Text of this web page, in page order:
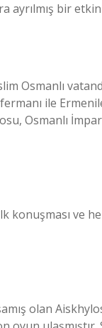
ayrılmış bir
Osmanlı
ile
Osmanlı
konuşması ve
olan Aiskhylos